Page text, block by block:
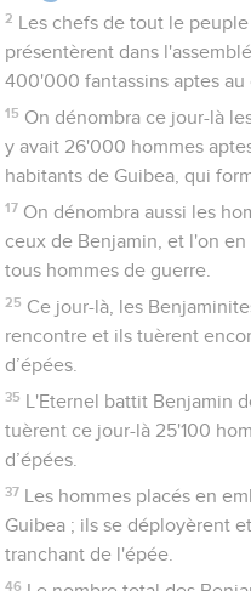
2
Les chefs de tout le
présentèrent dans
400'000 fantassins aptes au
15 On dénombra ce jour-là
y avait 26'000 hommes
habitants de Guibea, qui
17 On dénombra aussi les
ceux de Benjamin, et l'on
tous hommes de guerre.
25 Ce jour-là, les
rencontre et ils tuèrent
d’épées.
35
L'Eternel battit Benjamin
tuèrent ce jour-là 25'100
d’épées.
37
Les hommes placés en
Guibea ; ils se déployèrent
tranchant de l'épée.
46